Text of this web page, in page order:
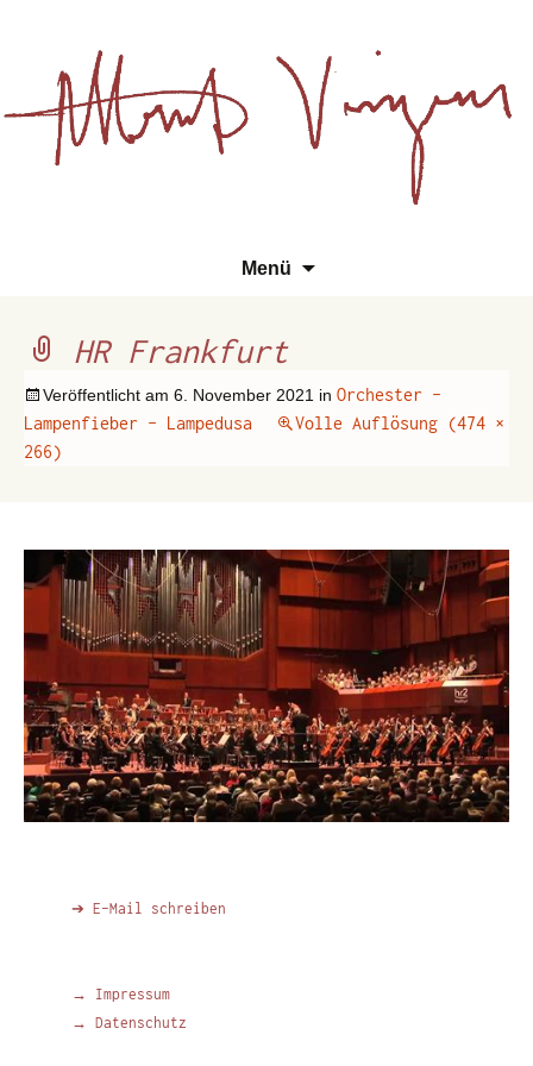
Albert Vinzens
Essays, Literarisches und
Menü
HR Frankfurt
Veröffentlicht am 6. November 2021 in Orchester –
Lampenfieber – Lampedusa
Volle Auflösung (474 ×
266)
➔ E-Mail schreiben
→ Impressum
→ Datenschutz